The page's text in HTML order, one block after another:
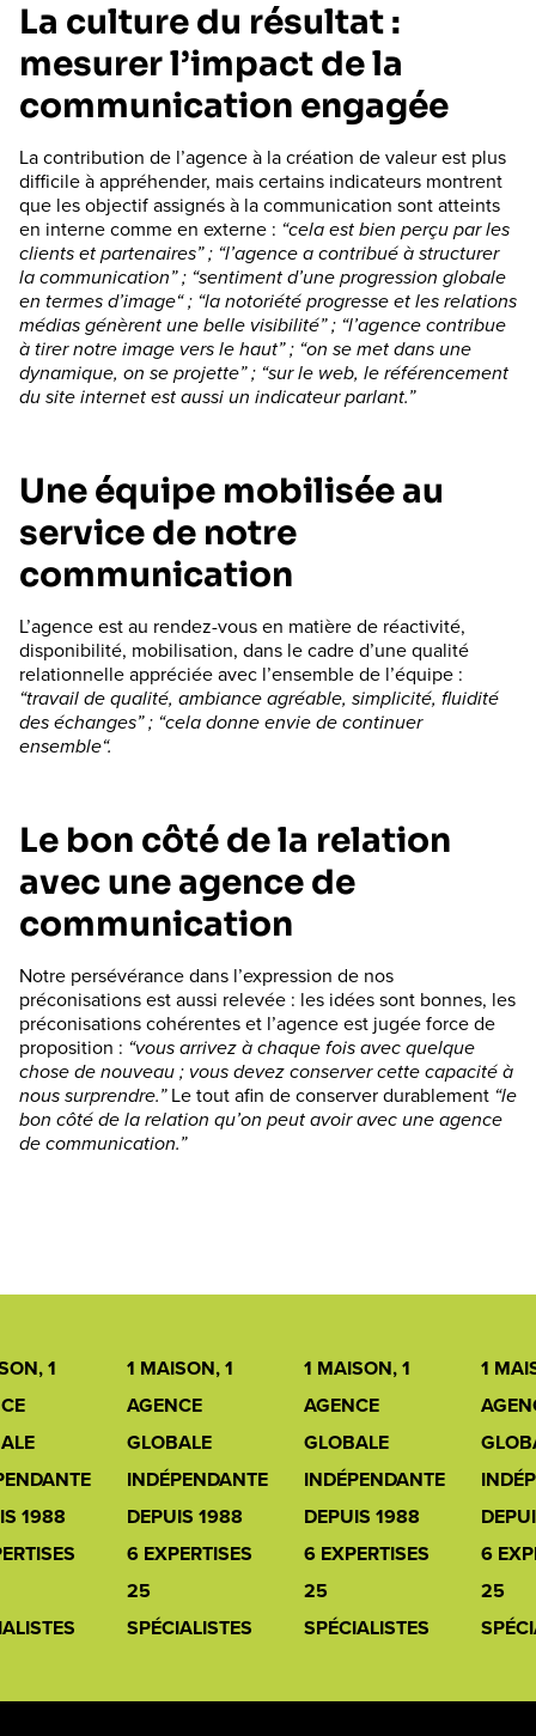
La culture du résultat :
mesurer l’impact de la
communication engagée
La contribution de l’agence à la création de valeur est plus
difficile à appréhender, mais certains indicateurs montrent
que les objectif assignés à la communication sont atteints
en interne comme en externe : “cela est bien perçu par les
clients et partenaires” ; “l’agence a contribué à structurer
la communication” ; “sentiment d’une progression globale
en termes d’image“ ; “la notoriété progresse et les relations
médias génèrent une belle visibilité” ; “l’agence contribue
à tirer notre image vers le haut” ; “on se met dans une
dynamique, on se projette” ; “sur le web, le référencement
du site internet est aussi un indicateur parlant.”
Une équipe mobilisée au
service de notre
communication
L’agence est au rendez-vous en matière de réactivité,
disponibilité, mobilisation, dans le cadre d’une qualité
relationnelle appréciée avec l’ensemble de l’équipe :
“travail de qualité, ambiance agréable, simplicité, fluidité
des échanges” ; “cela donne envie de continuer
ensemble“.
Le bon côté de la relation
avec une agence de
communication
Notre persévérance dans l’expression de nos
préconisations est aussi relevée : les idées sont bonnes, les
préconisations cohérentes et l’agence est jugée force de
proposition : “vous arrivez à chaque fois avec quelque
chose de nouveau ; vous devez conserver cette capacité à
nous surprendre.”Le tout afin de conserver durablement “le
bon côté de la relation qu’on peut avoir avec une agence
de communication.”
1
1988
1 MAISON, 1
AGENCE
GLOBALE
INDÉPENDANTE
DEPUIS 1988
6 EXPERTISES
25
SPÉCIALISTES
1 MAISON, 1
AGENCE
GLOBALE
INDÉPENDANTE
DEPUIS 1988
6 EXPERTISES
25
SPÉCIALISTES
1
6
25